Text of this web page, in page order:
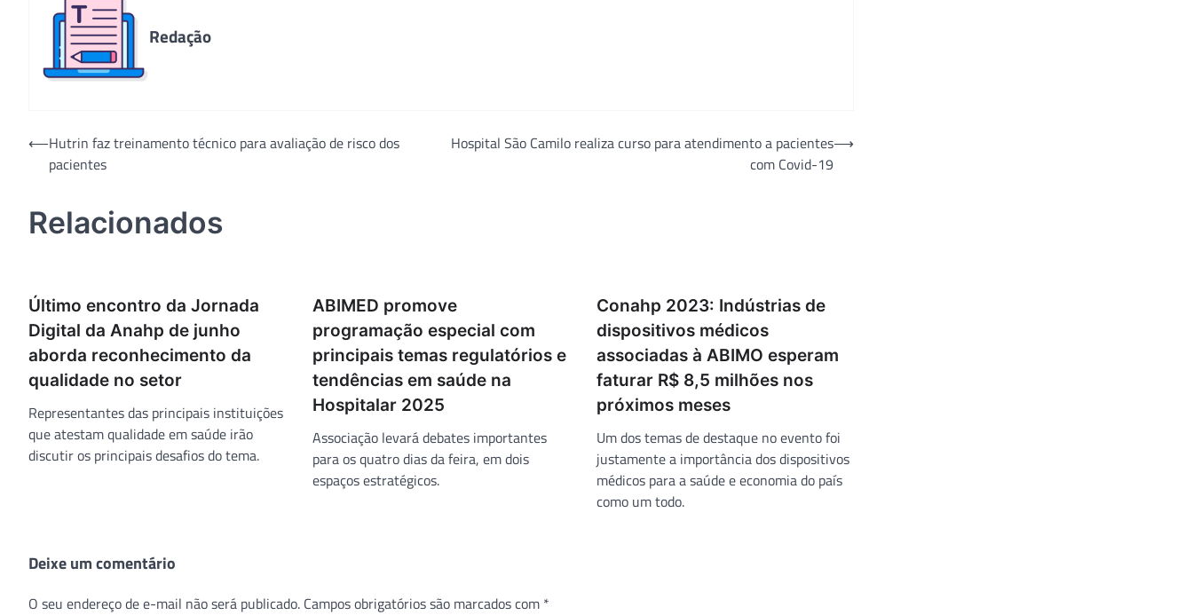
Redação
Navegação
⟵Hutrin faz treinamento técnico para avaliação de risco dos
pacientes
Hospital São Camilo realiza curso para atendimento a pacientes
com Covid-19
⟶
Relacionados
Último encontro da Jornada
Digital da Anahp de junho
aborda reconhecimento da
qualidade no setor
Representantes das principais instituições
que atestam qualidade em saúde irão
discutir os principais desafios do tema.
ABIMED promove
programação especial com
principais temas regulatórios e
tendências em saúde na
Hospitalar 2025
Associação levará debates importantes
para os quatro dias da feira, em dois
espaços estratégicos.
Conahp 2023: Indústrias de
dispositivos médicos
associadas à ABIMO esperam
faturar R$ 8,5 milhões nos
próximos meses
Um dos temas de destaque no evento foi
justamente a importância dos dispositivos
médicos para a saúde e economia do país
como um todo.
Deixe um comentário
O seu endereço de e-mail não será publicado. Campos obrigatórios são marcados com *